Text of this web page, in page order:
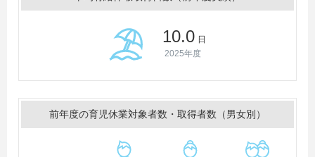
10.0 日
2025年度
前年度の育児休業対象者数・取得者数（男女別）